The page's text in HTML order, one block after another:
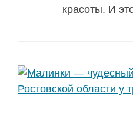
красоты. И